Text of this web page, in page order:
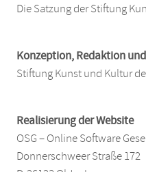
Die Satzung der Stiftung
Konzeption, Redaktion
Stiftung Kunst und Kultur
Realisierung der Website
OSG – Online Software
Donnerschweer Straße 172